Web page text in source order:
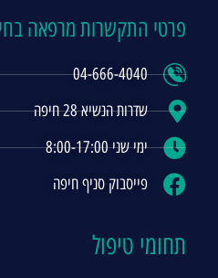
פרטי התקשרות מרפאה
04-666-4040
שדרות הנשיא 28 חיפה
ימי שני 8:00-17:00
פייסבוק סניף חיפה
תחומי טיפול